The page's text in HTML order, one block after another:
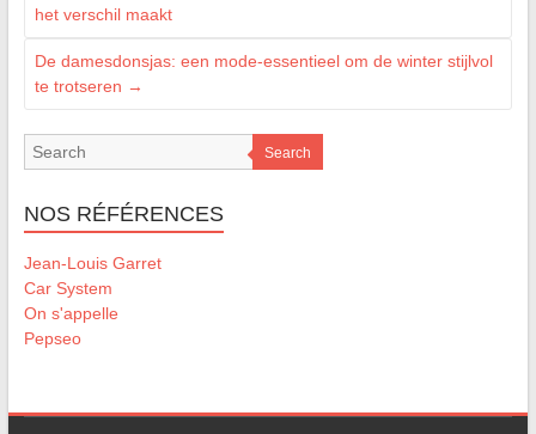
het verschil maakt
De damesdonsjas: een mode-essentieel om de winter stijlvol
te trotseren →
Search
NOS RÉFÉRENCES
Jean-Louis Garret
Car System
On s'appelle
Pepseo